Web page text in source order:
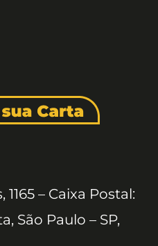
– Caixa Postal:
São Paulo – SP,